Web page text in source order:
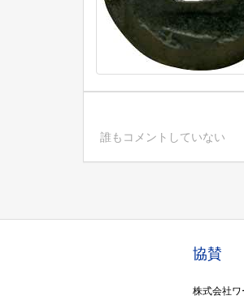
誰もコメントしていない
協賛
株式会社ワ